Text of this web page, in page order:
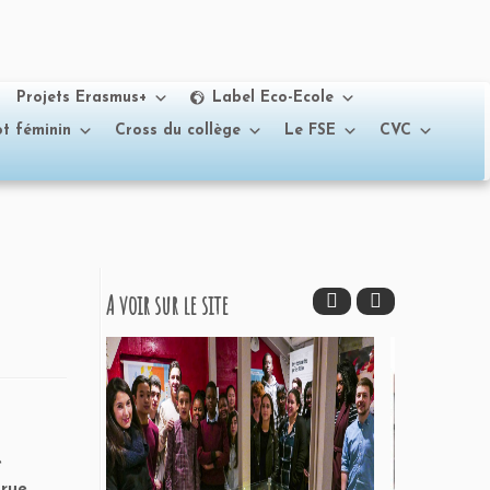
Projets Erasmus+
Label Eco-Ecole
féminin Cross du collège Le FSE
CVC
A voir sur le site